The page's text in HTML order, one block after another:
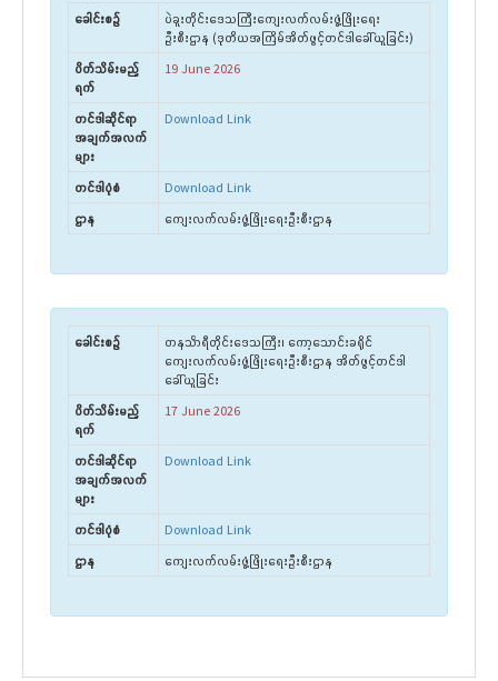
ခေါင်းစဉ်
ပဲခူးတိုင်းဒေသကြီးကျေးလက်လမ်းဖွံ့ဖြိုးရေး
ဦးစီးဌာန (ဒုတိယအကြိမ်အိတ်ဖွင့်တင်ဒါခေါ်ယူခြင်း)
ပိတ်သိမ်းမည့်
ရက်
19 June 2026
တင်ဒါဆိုင်ရာ
အချက်အလက်
များ
Download Link
တင်ဒါပုံစံ
Download Link
ဌာန
ကျေးလက်လမ်းဖွံ့ဖြိုးရေးဦးစီးဌာန
ခေါင်းစဉ်
တနင်္သာရီတိုင်းဒေသကြီး၊ ကော့သောင်းခရိုင်
ကျေးလက်လမ်းဖွံ့ဖြိုးရေးဦးစီးဌာန အိတ်ဖွင့်တင်ဒါ
ခေါ်ယူခြင်း
ပိတ်သိမ်းမည့်
ရက်
17 June 2026
တင်ဒါဆိုင်ရာ
အချက်အလက်
များ
Download Link
တင်ဒါပုံစံ
Download Link
ဌာန
ကျေးလက်လမ်းဖွံ့ဖြိုးရေးဦးစီးဌာန